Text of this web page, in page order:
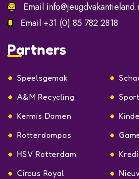
Email
Email +31 (0) 85 782 2818
Partners
Speelsgemak
A&M Recycling
Kermis Damen
Rotterdampas
HSV Rotterdam
Circus Royal